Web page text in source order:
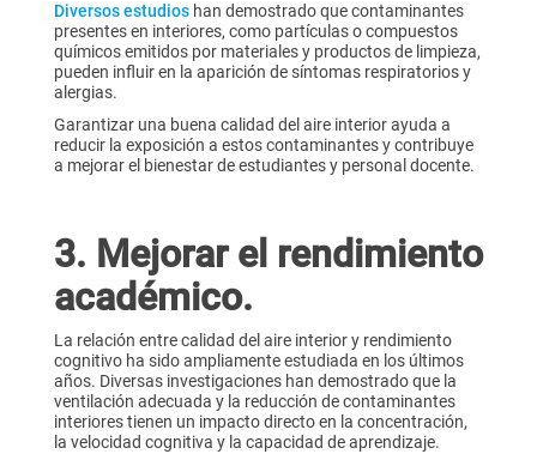
Diversos estudioshan demostrado que contaminantes
presentes en interiores, como partículas o compuestos
químicos emitidos por materiales y productos de limpieza,
pueden influir en la aparición de síntomas respiratorios y
alergias.
Garantizar una buena calidad del aire interior ayuda a
reducir la exposición a estos contaminantes y contribuye
a mejorar el bienestar de estudiantes y personal docente.
3. Mejorar el rendimiento
académico.
La relación entre calidad del aire interior y rendimiento
cognitivo ha sido ampliamente estudiada en los últimos
años. Diversas investigaciones han demostrado que la
ventilación adecuada y la reducción de contaminantes
interiores tienen un impacto directo en la concentración,
la velocidad cognitiva y la capacidad de aprendizaje.